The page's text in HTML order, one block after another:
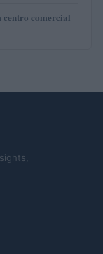
centro comercial